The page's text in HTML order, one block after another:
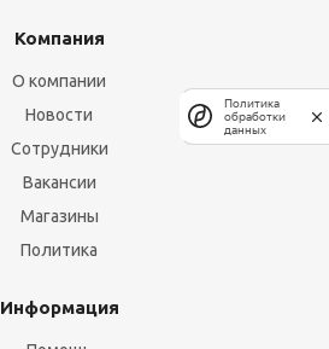
Компания
О компании
Новости
Сотрудники
Вакансии
Магазины
Политика
Информация
Политика
обработки
данных